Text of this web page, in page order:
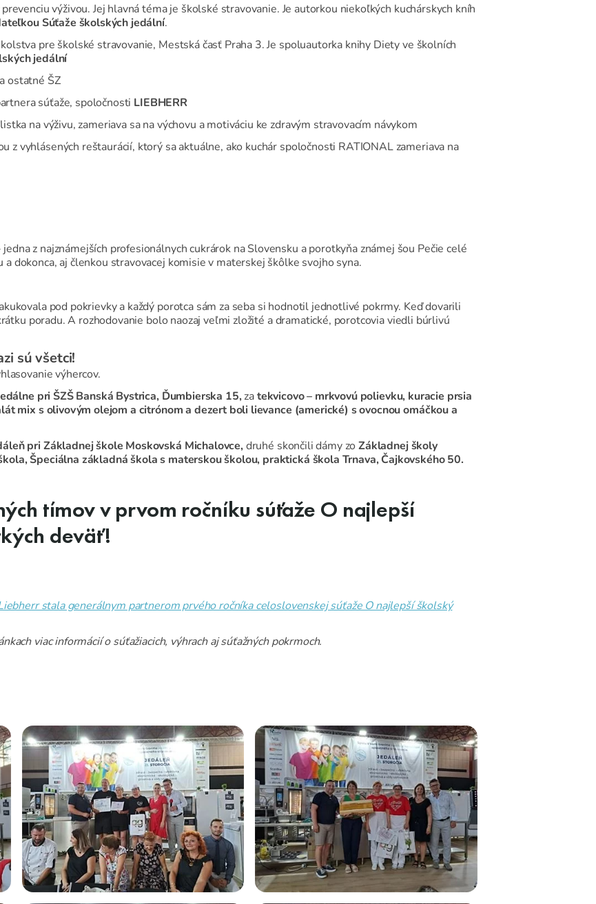
výživou. Jej hlavná téma je školské stravovanie. Je autorkou niekoľkých kuchárskych kníh
Súťaže školských jedální.
pre školské stravovanie, Mestská časť Praha 3. Je spoluautorka knihy Diety ve školních
jedální
ostatné ŠZ
súťaže, spoločnosti LIEBHERR
na výživu, zameriava sa na výchovu a motiváciu ke zdravým stravovacím návykom
z vyhlásených reštaurácií, ktorý sa aktuálne, ako kuchár spoločnosti RATIONAL zameriava na
jedna z najznámejších profesionálnych cukrárok na Slovensku a porotkyňa známej šou Pečie celé
dokonca, aj členkou stravovacej komisie v materskej škôlke svojho syna.
pod pokrievky a každý porotca sám za seba si hodnotil jednotlivé pokrmy. Keď dovarili
poradu. A rozhodovanie bolo naozaj veľmi zložité a dramatické, porotcovia viedli búrlivú
sú všetci!
výhercov.
pri ŠZŠ Banská Bystrica, Ďumbierska 15,zatekvicovo – mrkvovú polievku, kuracie prsia
mix s olivovým olejom a citrónom a dezert boli lievance (americké) s ovocnou omáčkou a
pri Základnej škole Moskovská Michalovce,druhé skončili dámy zoZákladnej školy
Špeciálna základná škola s materskou školou, praktická škola Trnava, Čajkovského 50.
tímov v prvom ročníku súťaže O najlepší
deväť!
stala generálnym partnerom prvého ročníka celoslovenskej súťaže O najlepší školský
viac informácií o súťažiacich, výhrach aj súťažných pokrmoch.